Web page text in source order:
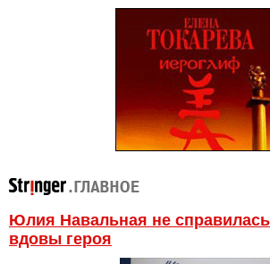
Юлия Навальная не
вдовы героя